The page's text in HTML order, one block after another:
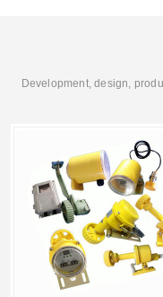
Development, design,